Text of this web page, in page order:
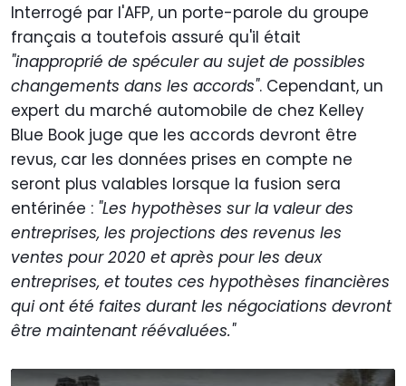
Interrogé par l'AFP, un porte-parole du groupe
français a toutefois assuré qu'il était
"inapproprié de spéculer au sujet de possibles
changements dans les accords". Cependant, un
expert du marché automobile de chez Kelley
Blue Book juge que les accords devront être
revus, car les données prises en compte ne
seront plus valables lorsque la fusion sera
entérinée : "Les hypothèses sur la valeur des
entreprises, les projections des revenus les
ventes pour 2020 et après pour les deux
entreprises, et toutes ces hypothèses financières
qui ont été faites durant les négociations devront
être maintenant réévaluées."